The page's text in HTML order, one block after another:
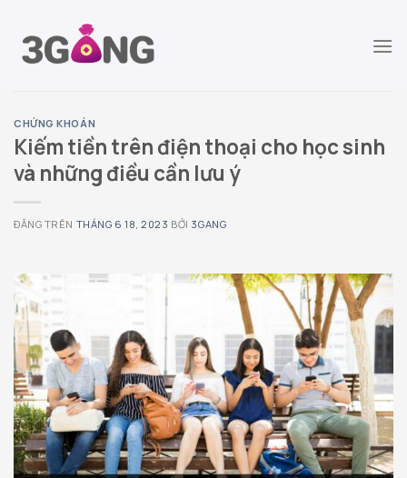
đến
CHỨNG KHOÁN
Kiếm tiền trên điện thoại cho học sinh
và những điều cần lưu ý
ĐĂNG TRÊN THÁNG 6 18, 2023 BỞI 3GANG